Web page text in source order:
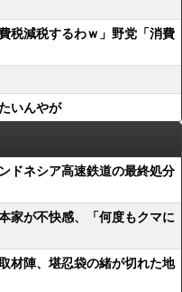
税減税するわｗ」野党「消費
いんやが
ドネシア高速鉄道の最終処分
家が不快感、「何度もクマに
材陣、堪忍袋の緒が切れた地